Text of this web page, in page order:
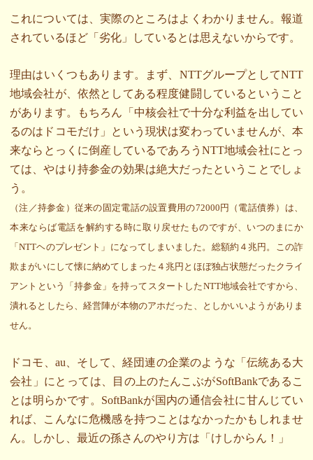
これについては、実際のところはよくわかりません。報道
されているほど「劣化」しているとは思えないからです。
理由はいくつもあります。まず、NTTグループとしてNTT
地域会社が、依然としてある程度健闘しているということ
があります。もちろん「中核会社で十分な利益を出してい
るのはドコモだけ」という現状は変わっていませんが、本
来ならとっくに倒産しているであろうNTT地域会社にとっ
ては、やはり持参金の効果は絶大だったということでしょ
う。
（注／持参金）従来の固定電話の設置費用の72000円（電話債券）は、
本来ならば電話を解約する時に取り戻せたものですが、いつのまにか
「NTTヘのプレゼント」になってしまいました。総額約４兆円。この詐
欺まがいにして懐に納めてしまった４兆円とほぼ独占状態だったクライ
アントという「持参金」を持ってスタートしたNTT地域会社ですから、
潰れるとしたら、経営陣が本物のアホだった、としかいいようがありま
せん。
ドコモ、au、そして、経団連の企業のような「伝統ある大
会社」にとっては、目の上のたんこぶがSoftBankであるこ
とは明らかです。SoftBankが国内の通信会社に甘んじてい
れば、こんなに危機感を持つことはなかったかもしれませ
ん。しかし、最近の孫さんのやり方は「けしからん！」